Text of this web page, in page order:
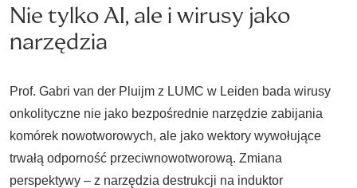
Nie tylko AI, ale i wirusy jako
narzędzia
Prof. Gabri van der Pluijm z LUMC w Leiden bada wirusy
onkolityczne nie jako bezpośrednie narzędzie zabijania
komórek nowotworowych, ale jako wektory wywołujące
trwałą odporność przeciwnowotworową. Zmiana
perspektywy – z narzędzia destrukcji na induktor